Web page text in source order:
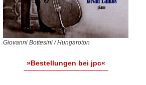
Giovanni Bottesini / Hungaroton
»Bestellungen bei jpc«